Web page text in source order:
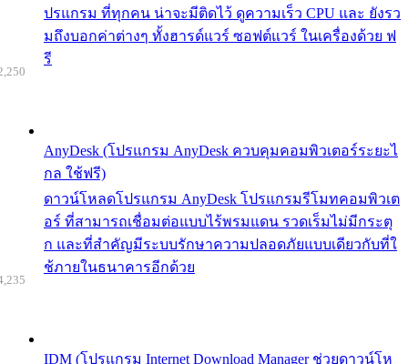
ปรแกรม ที่ทุกคน น่าจะมีติดไว้ ดูความเร็ว CPU และ ยังรว
มถึงบอกค่าต่างๆ ทั้งฮารด์แวร์ ซอฟต์แวร์ ในเครื่องด้วย ฟ
รี
AnyDesk (โปรแกรม AnyDesk ควบคุมคอมพิวเตอร์ระยะไ
กล ใช้ฟรี)
ดาวน์โหลดโปรแกรม AnyDesk โปรแกรมรีโมทคอมพิวเต
อร์ ที่สามารถเชื่อมต่อแบบไร้พรมแดน รวดเร็มไม่มีกระตุ
ก และที่สำคัญมีระบบรักษาความปลอดภัยแบบเดียวกับที่ใ
ช้ภายในธนาคารอีกด้วย
IDM (โปรแกรม Internet Download Manager ช่วยดาวน์โห